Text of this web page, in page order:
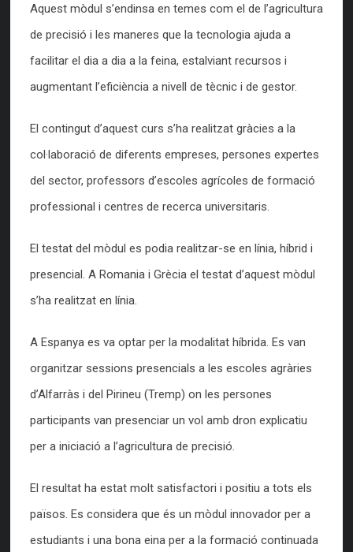
Aquest mòdul s’endinsa en temes com el de l’agricultura
de precisió i les maneres que la tecnologia ajuda a
facilitar el dia a dia a la feina, estalviant recursos i
augmentant l’eficiència a nivell de tècnic i de gestor.
El contingut d’aquest curs s’ha realitzat gràcies a la
col·laboració de diferents empreses, persones expertes
del sector, professors d’escoles agrícoles de formació
professional i centres de recerca universitaris.
El testat del mòdul es podia realitzar-se en línia, híbrid i
presencial. A Romania i Grècia el testat d’aquest mòdul
s’ha realitzat en línia.
A Espanya es va optar per la modalitat híbrida. Es van
organitzar sessions presencials a les escoles agràries
d’Alfarràs i del Pirineu (Tremp) on les persones
participants van presenciar un vol amb dron explicatiu
per a iniciació a l’agricultura de precisió.
El resultat ha estat molt satisfactori i positiu a tots els
països. Es considera que és un mòdul innovador per a
estudiants i una bona eina per a la formació continuada